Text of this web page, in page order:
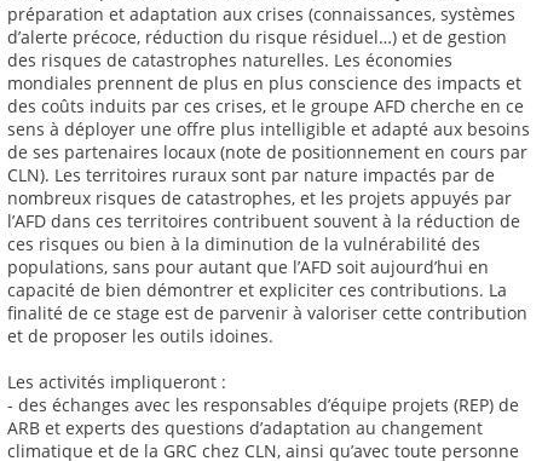
préparation et adaptation aux crises (connaissances, systèmes
d’alerte précoce, réduction du risque résiduel…) et de gestion
des risques de catastrophes naturelles. Les économies
mondiales prennent de plus en plus conscience des impacts et
des coûts induits par ces crises, et le groupe AFD cherche en ce
sens à déployer une offre plus intelligible et adapté aux besoins
de ses partenaires locaux (note de positionnement en cours par
CLN). Les territoires ruraux sont par nature impactés par de
nombreux risques de catastrophes, et les projets appuyés par
l’AFD dans ces territoires contribuent souvent à la réduction de
ces risques ou bien à la diminution de la vulnérabilité des
populations, sans pour autant que l’AFD soit aujourd’hui en
capacité de bien démontrer et expliciter ces contributions. La
finalité de ce stage est de parvenir à valoriser cette contribution
et de proposer les outils idoines.
Les activités impliqueront :
- des échanges avec les responsables d’équipe projets (REP) de
ARB et experts des questions d’adaptation au changement
climatique et de la GRC chez CLN, ainsi qu’avec toute personne